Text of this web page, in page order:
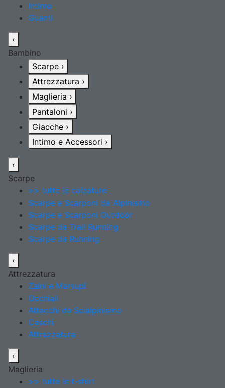
Intimo
Guanti
‹
Bambino
Scarpe ›
Attrezzatura ›
Maglieria ›
Pantaloni ›
Giacche ›
Intimo e Accessori ›
‹
Scarpe
>> tutte le calzature
Scarpe e Scarponi da Alpinismo
Scarpe e Scarponi Outdoor
Scarpe da Trail Running
Scarpe da Running
‹
Attrezzatura
Zaini e Marsupi
Occhiali
Attacchi da Scialpinismo
Caschi
Attrezzatura
‹
Maglieria
>> tutte le t-shirt